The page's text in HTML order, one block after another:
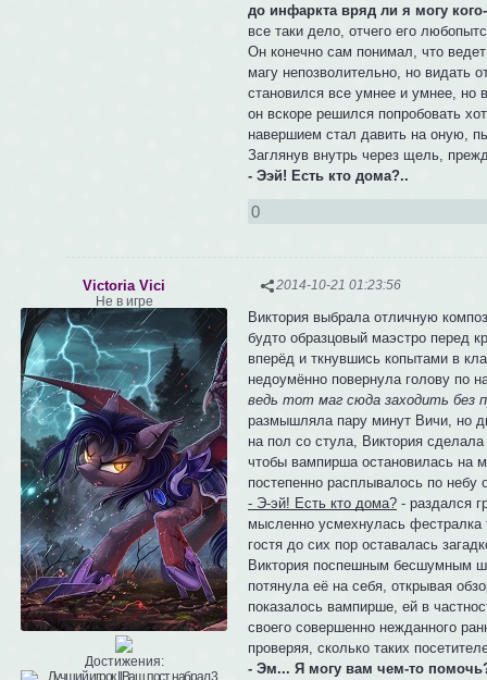
до инфаркта вряд ли я могу
все таки дело, отчего его
Он конечно сам понимал, что
магу непозволительно, но видать
становился все умнее и умнее, но
он вскоре решился попробовать
навершием стал давить на оную,
Заглянув внутрь через щель,
- Ээй! Есть кто дома?..
0
2014-10-21 01:23:56
Victoria Vici
Не в игре
Достижения:
Виктория выбрала отличную
будто образцовый маэстро перед
вперёд и ткнувшись копытами в
недоумённо повернула голову по
ведь тот маг сюда заходить
размышляла пару минут Вичи, но
на пол со стула, Виктория
чтобы вампирша остановилась на
постепенно расплывалось по небу
- Э-эй! Есть кто дома? - раздался
мысленно усмехнулась фестралка
гостя до сих пор оставалась
Виктория поспешным бесшумным
потянула её на себя, открывая
показалось вампирше, ей в
своего совершенно нежданного
проверяя, сколько таких
- Эм... Я могу вам чем-то